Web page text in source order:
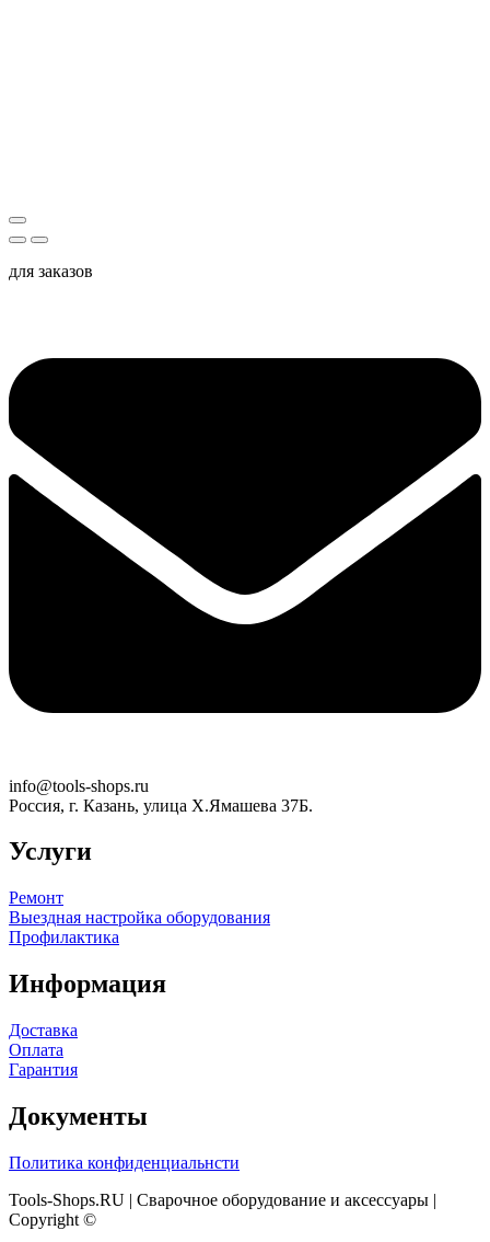
для заказов
info@tools-shops.ru
Россия, г. Казань, улица Х.Ямашева 37Б.
Услуги
Ремонт
Выездная настройка оборудования
Профилактика
Информация
Доставка
Оплата
Гарантия
Документы
Политика конфиденциальнсти
Tools-Shops.RU | Сварочное оборудование и аксессуары |
Copyright ©